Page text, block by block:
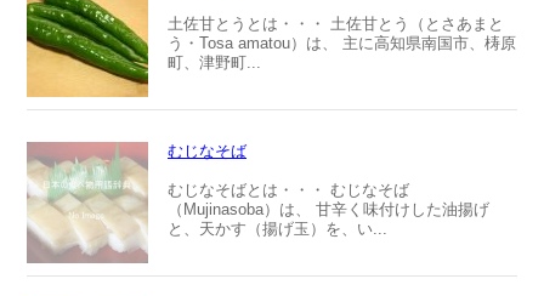
土佐甘とうとは・・・ 土佐甘とう（とさあまと
う・Tosa amatou）は、 主に高知県南国市、梼原
町、津野町...
むじなそば
むじなそばとは・・・ むじなそば
（Mujinasoba）は、 甘辛く味付けした油揚げ
と、天かす（揚げ玉）を、い...